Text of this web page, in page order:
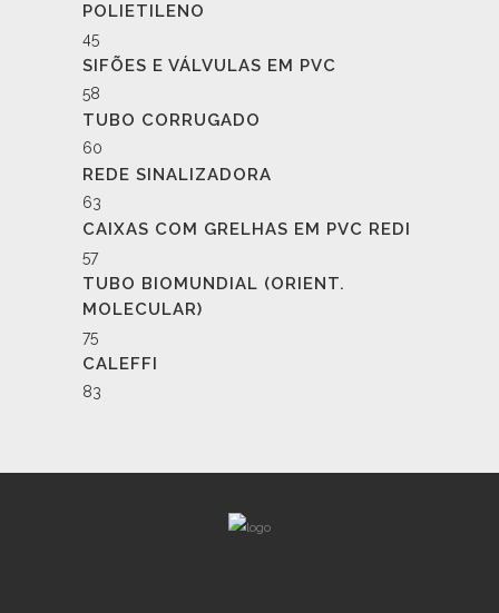
POLIETILENO
45
SIFÕES E VÁLVULAS EM PVC
58
TUBO CORRUGADO
60
REDE SINALIZADORA
63
CAIXAS COM GRELHAS EM PVC REDI
57
TUBO BIOMUNDIAL (ORIENT.
MOLECULAR)
75
CALEFFI
83